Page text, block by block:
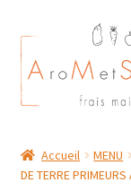
Aller
à
la
navigation
Aller
au
contenu
Plat du Jour/
Accueil MENU
DE TERRE